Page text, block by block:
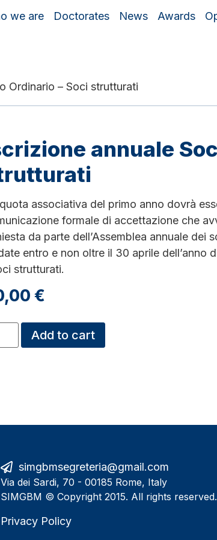
we are Doctorates News Awards
Ordinario – Soci strutturati
annuale
associativa del primo anno dovrà
formale di accettazione che
da parte dell’Assemblea annuale dei
entro e non oltre il 30 aprile dell’anno
strutturati.
€
Add to cart
simgbmsegreteria@gmail.com
Via dei Sardi, 70 - 00185 Rome, Italy
SIMGBM © Copyright 2015. All rights reserved.
Privacy Policy